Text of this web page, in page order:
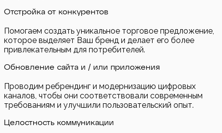
Отстройка от конкурентов
Помогаем создать уникальное торговое предложение,
которое выделяет Ваш бренд и делает его более
привлекательным для потребителей.
Обновление сайта и / или приложения
Проводим ребрендинг и модернизацию цифровых
каналов, чтобы они соответствовали современным
требованиям и улучшили пользовательский опыт.
Целостность коммуникации